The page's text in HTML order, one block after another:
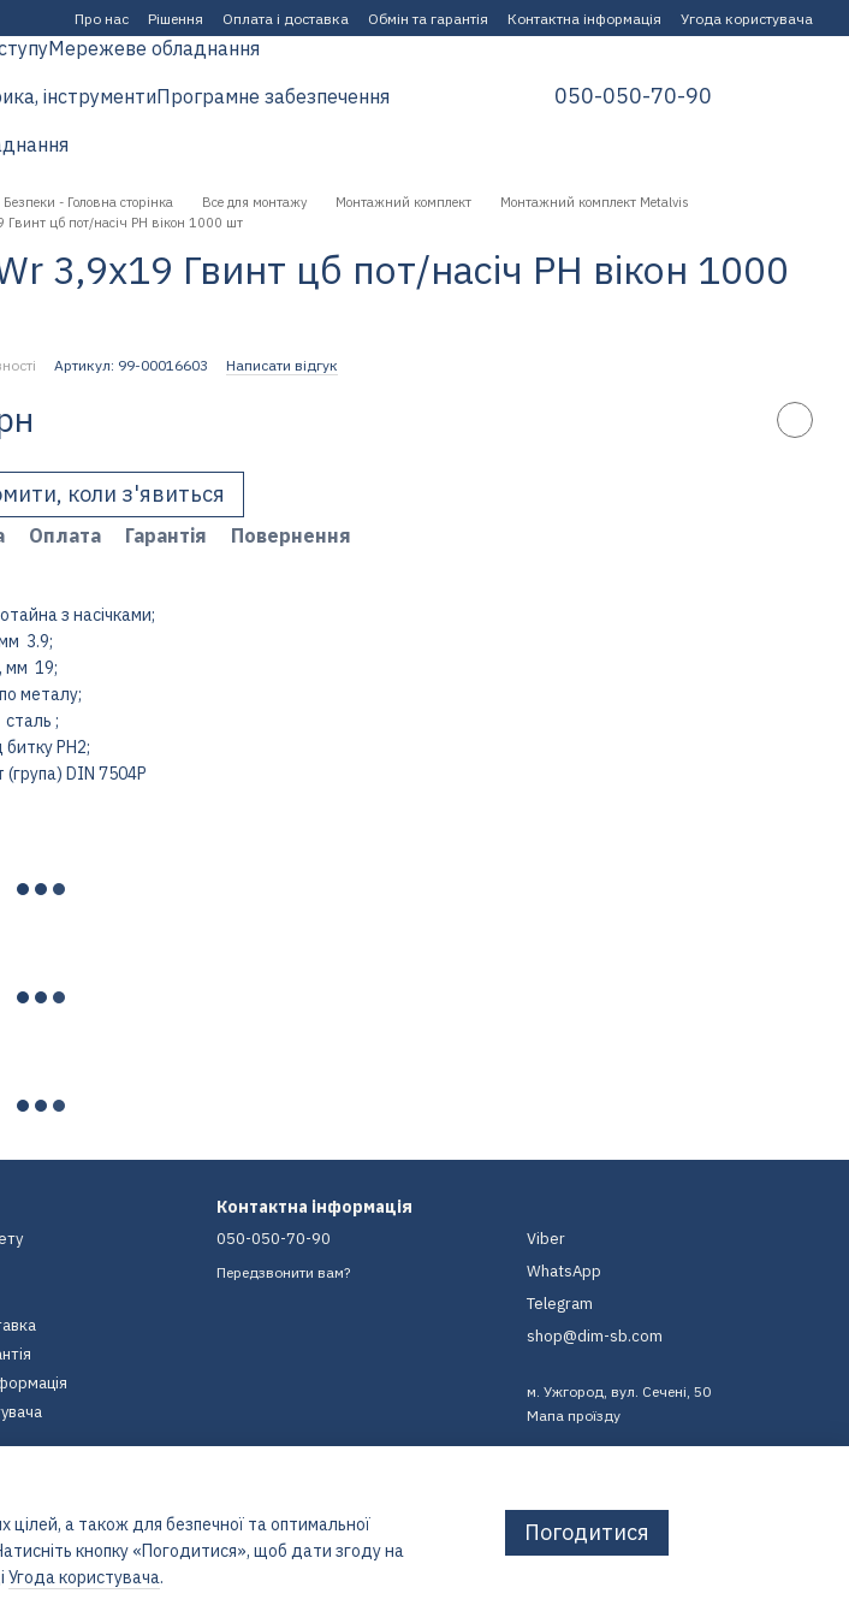
Про нас Рішення Оплата і доставка Обмін та гарантія Контактна інформація Угода користувача
Мережеве обладнання
інструментиПрограмне забезпечення
050-050-70-90
- Головна сторінка Все для монтажу Монтажний комплект
Монтажний комплект Metalvis
Гвинт цб пот/насіч PH вікон 1000 шт
3,9х19 Гвинт цб пот/насіч PH вікон 1000
Артикул: 99-00016603 Написати відгук
коли з'явиться
Оплата Гарантія
Повернення
з насічками;
3.9;
мм 19;
металу;
;
битку PH2;
DIN 7504P
Контактна інформація
050-050-70-90
Передзвонити вам?
Viber
WhatsApp
Telegram
shop@dim-sb.com
м. Ужгород, вул. Сечені, 50
Мапа проїзду
а також для безпечної та оптимальної
кнопку «Погодитися», щоб дати згоду на
Угода користувача.
Погодитися